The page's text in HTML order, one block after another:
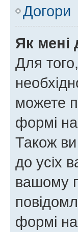
Догори
Як мені
Для
можете
формі
Також
до усіх
вашому
формі